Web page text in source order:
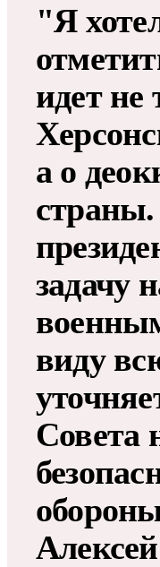
"Я
идет не
а о
задачу
виду
Совета